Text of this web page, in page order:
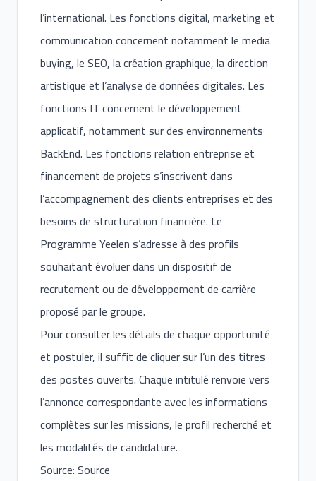
l’international. Les fonctions digital, marketing et
communication concernent notamment le media
buying, le SEO, la création graphique, la direction
artistique et l’analyse de données digitales. Les
fonctions IT concernent le développement
applicatif, notamment sur des environnements
BackEnd. Les fonctions relation entreprise et
financement de projets s’inscrivent dans
l’accompagnement des clients entreprises et des
besoins de structuration financière. Le
Programme Yeelen s’adresse à des profils
souhaitant évoluer dans un dispositif de
recrutement ou de développement de carrière
proposé par le groupe.
Pour consulter les détails de chaque opportunité
et postuler, il suffit de cliquer sur l’un des titres
des postes ouverts. Chaque intitulé renvoie vers
l’annonce correspondante avec les informations
complètes sur les missions, le profil recherché et
les modalités de candidature.
Source: Source